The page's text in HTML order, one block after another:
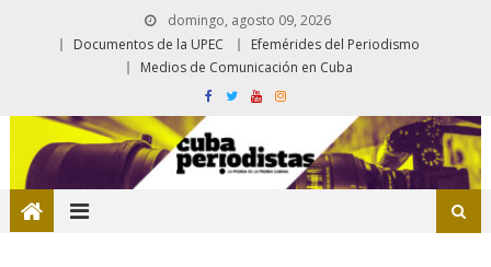
domingo, agosto 09, 2026
Documentos de la UPEC
Efemérides del Periodismo
Medios de Comunicación en Cuba